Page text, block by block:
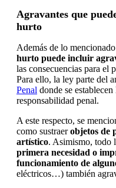
Agravantes que
hurto
Además de lo
hurto puede incluir
las consecuencias para el
Para ello, la ley parte del
Penal donde se
responsabilidad penal.
A este respecto, se
como sustraerobjetos de
artístico. Asimismo, todo
primera necesidad o
funcionamiento de
eléctricos…) también